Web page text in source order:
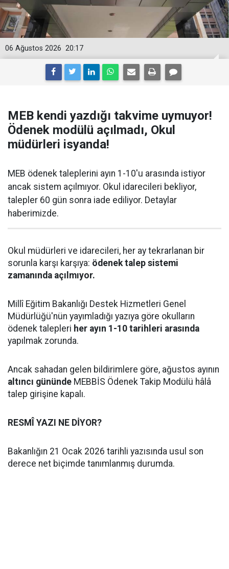
20:17
06 Ağustos 2026
MEB kendi yazdığı takvime uymuyor!
Ödenek modülü açılmadı, Okul
müdürleri isyanda!
MEB ödenek taleplerini ayın 1-10'u arasında istiyor
ancak sistem açılmıyor. Okul idarecileri bekliyor,
talepler 60 gün sonra iade ediliyor. Detaylar
haberimizde.
Okul müdürleri ve idarecileri, her ay tekrarlanan bir
sorunla karşı karşıya: ödenek talep sistemi
zamanında açılmıyor.
Millî Eğitim Bakanlığı Destek Hizmetleri Genel
Müdürlüğü'nün yayımladığı yazıya göre okulların
ödenek talepleri her ayın 1-10 tarihleri arasında
yapılmak zorunda.
Ancak sahadan gelen bildirimlere göre, ağustos ayının
altıncı gününde MEBBİS Ödenek Takip Modülü hâlâ
talep girişine kapalı.
RESMÎ YAZI NE DİYOR?
Bakanlığın 21 Ocak 2026 tarihli yazısında usul son
derece net biçimde tanımlanmış durumda.